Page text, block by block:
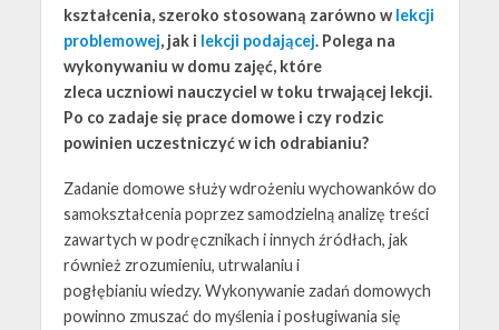
kształcenia, szeroko stosowaną zarówno wlekcji
problemowej, jak i lekcji podającej. Polega na
wykonywaniu w domu zajęć, które
zleca uczniowi nauczyciel w toku trwającej lekcji.
Po co zadaje się prace domowe i czy rodzic
powinien uczestniczyć w ich odrabianiu?
Zadanie domowe służy wdrożeniu wychowankówdo
samokształcenia poprzez samodzielną analizę treści
zawartych w podręcznikach i innych źródłach, jak
również zrozumieniu, utrwalaniu i
pogłębianiu wiedzy. Wykonywanie zadań domowych
powinno zmuszać do myślenia i posługiwania się